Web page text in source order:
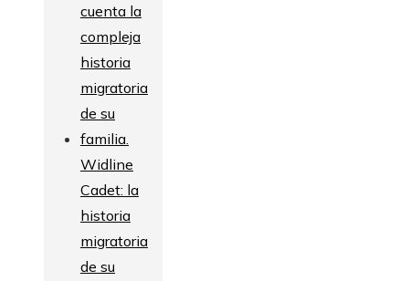
Widline
Cadet: la
historia
migratoria
de su